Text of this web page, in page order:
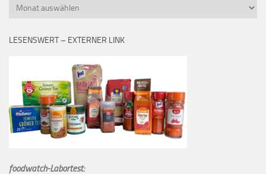
Monatsübersicht
LESENSWERT – EXTERNER LINK
foodwatch-Labortest: